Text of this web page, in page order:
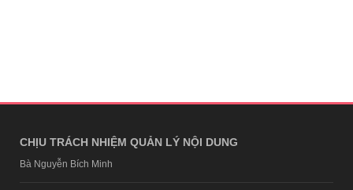
CHỊU TRÁCH NHIỆM QUẢN LÝ NỘI DUNG
Bà Nguyễn Bích Minh